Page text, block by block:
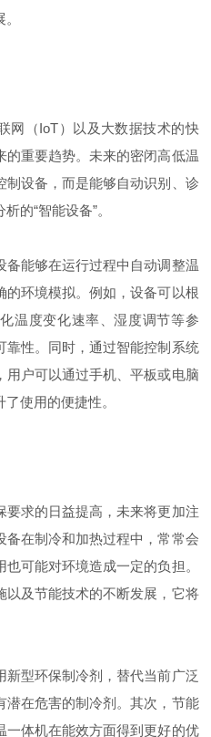
（IoT）以及大数据技术的快
的重要趋势。未来的密闭高低温
制设备，而是能够自动识别、诊
的“智能设备”。
能够在运行过程中自动调整温
的环境模拟。例如，设备可以根
温度变化速率、湿度调节等参
靠性。同时，通过智能控制系统
用户可以通过手机、平板或电脑
使用的便捷性。
求的日益提高，未来将更加注
备在制冷和加热过程中，常常会
可能对环境造成一定的负担。
以及节能技术的不断发展，它将
型环保制冷剂，替代当前广泛
潜在危害的制冷剂。其次，节能
一体机在能效方面得到更好的优